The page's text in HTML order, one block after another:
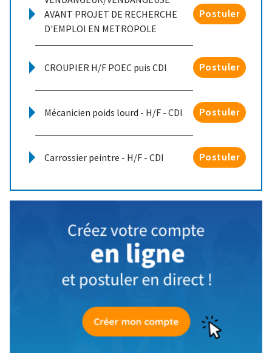
AVANT PROJET DE RECHERCHE
D'EMPLOI EN METROPOLE
Postuler
CROUPIER H/F POEC puis CDI Postuler
Mécanicien poids lourd - H/F - CDI Postuler
Carrossier peintre - H/F - CDI Postuler